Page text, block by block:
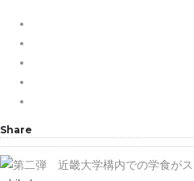
Share